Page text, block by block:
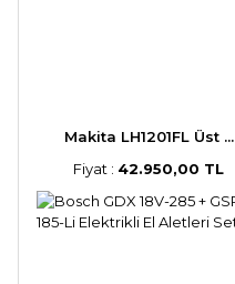
Makita LH1201FL Üst ...
Fiyat : 42.950,00 TL